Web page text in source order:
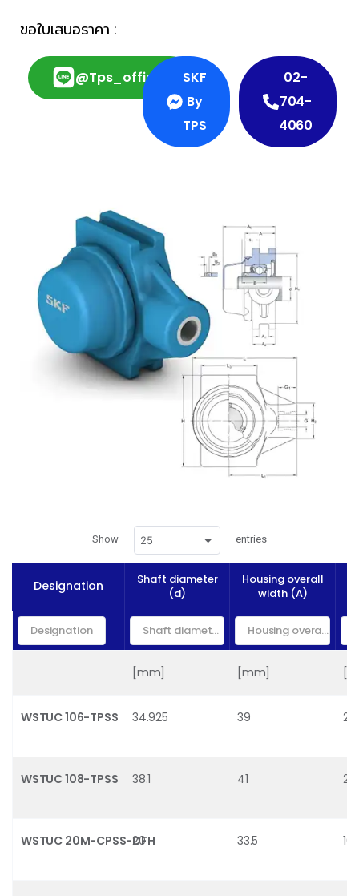
ขอใบเสนอราคา :
@tps_official
SKF
By
TPS
02-
704-
4060
Show 25 entries
Designation
Shaft diameter
(d)
Housing overall
width (A)
[mm] [mm]
WSTUC 106-TPSS 34.925 39
WSTUC 108-TPSS 38.1 41
WSTUC 20M-CPSS-DFH
20 33.5